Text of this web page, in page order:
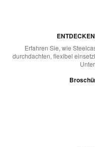
Erfahren Sie, wie
durchdachten, flexibel